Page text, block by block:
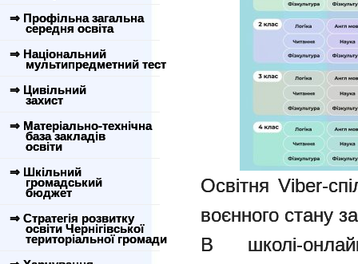
⇒ Профільна загальна
середня освіта
⇒ Національний
мультипредметний тест
⇒ Цивільний
захист
⇒ Матеріально-технічна
база закладів
освіти
⇒ Шкільний
громадський
бюджет
⇒ Стратегія розвитку
освіти Чернігівської
територіальної громади
Освітня Viber-
воєнного стану
В школі-